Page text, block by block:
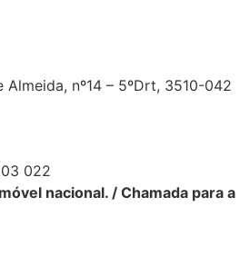
Almeida, nº14 – 5ºDrt, 3510-042
022
nacional. / Chamada para a